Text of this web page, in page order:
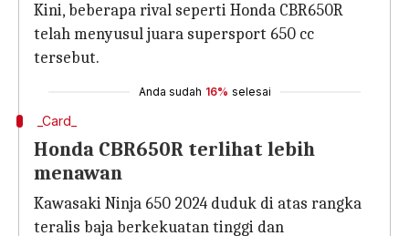
Kini, beberapa rival seperti Honda CBR650R
telah menyusul juara supersport 650 cc
tersebut.
Anda sudah 16% selesai
_Card_
Honda CBR650R terlihat lebih
menawan
Kawasaki Ninja 650 2024 duduk di atas rangka
teralis baja berkekuatan tinggi dan